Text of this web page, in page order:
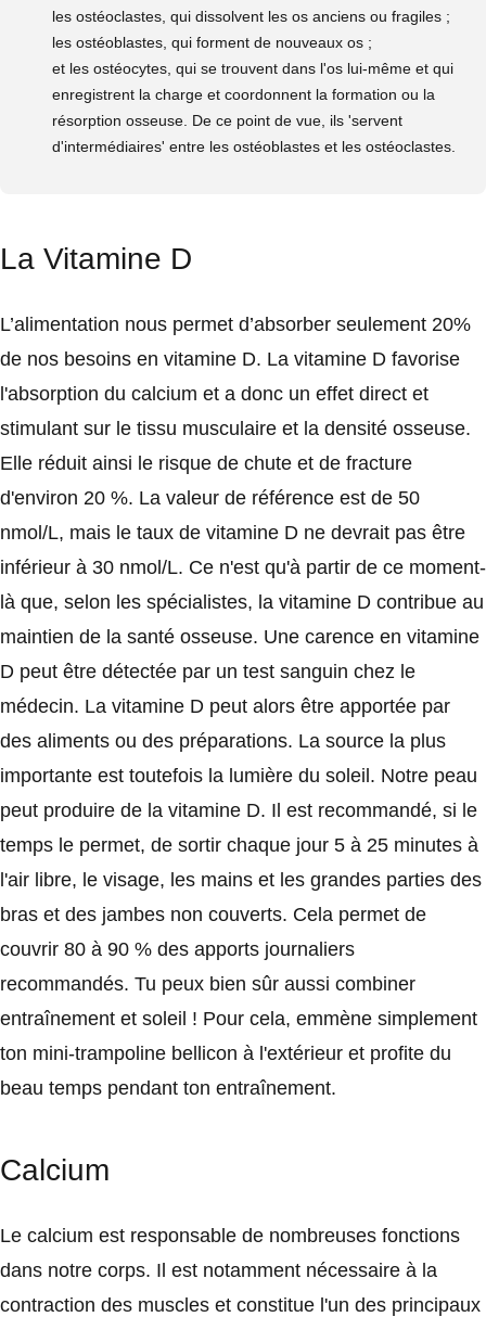
les ostéoclastes, qui dissolvent les os anciens ou fragiles ;
les ostéoblastes, qui forment de nouveaux os ;
et les ostéocytes, qui se trouvent dans l'os lui-même et qui
enregistrent la charge et coordonnent la formation ou la
résorption osseuse. De ce point de vue, ils 'servent
d'intermédiaires' entre les ostéoblastes et les ostéoclastes.
La Vitamine D
L’alimentation nous permet d’absorber seulement 20%
de nos besoins en vitamine D. La vitamine D favorise
l'absorption du calcium et a donc un effet direct et
stimulant sur le tissu musculaire et la densité osseuse.
Elle réduit ainsi le risque de chute et de fracture
d'environ 20 %. La valeur de référence est de 50
nmol/L, mais le taux de vitamine D ne devrait pas être
inférieur à 30 nmol/L. Ce n'est qu'à partir de ce moment-
là que, selon les spécialistes, la vitamine D contribue au
maintien de la santé osseuse. Une carence en vitamine
D peut être détectée par un test sanguin chez le
médecin. La vitamine D peut alors être apportée par
des aliments ou des préparations. La source la plus
importante est toutefois la lumière du soleil. Notre peau
peut produire de la vitamine D. Il est recommandé, si le
temps le permet, de sortir chaque jour 5 à 25 minutes à
l'air libre, le visage, les mains et les grandes parties des
bras et des jambes non couverts. Cela permet de
couvrir 80 à 90 % des apports journaliers
recommandés. Tu peux bien sûr aussi combiner
entraînement et soleil ! Pour cela, emmène simplement
ton mini-trampoline bellicon à l'extérieur et profite du
beau temps pendant ton entraînement.
Calcium
Le calcium est responsable de nombreuses fonctions
dans notre corps. Il est notamment nécessaire à la
contraction des muscles et constitue l'un des principaux